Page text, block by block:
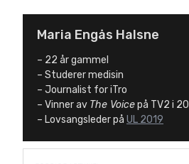
Maria Engås Halsne
– 22 år gammel
– Studerer medisin
– Journalist for iTro
– Vinner av The Voicepå TV2 i
– Lovsangsleder på UL 2019